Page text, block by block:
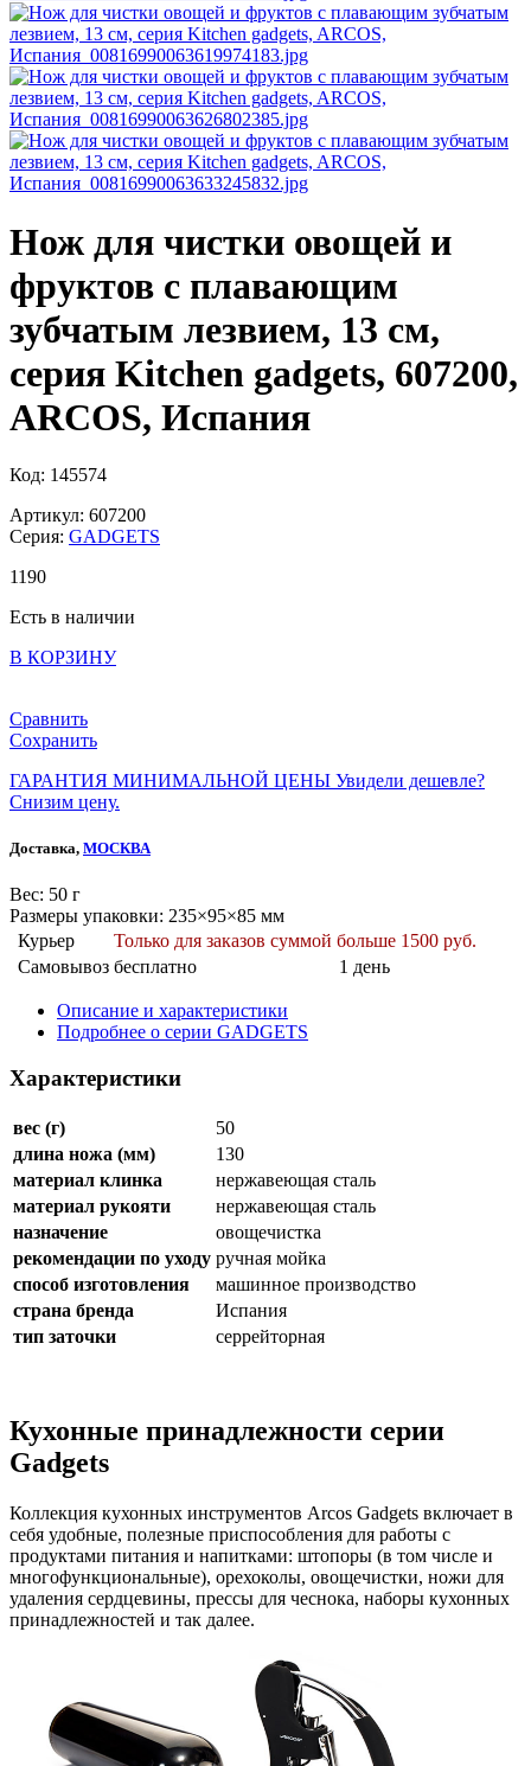
Нож для чистки овощей и
фруктов с плавающим
зубчатым лезвием, 13 см,
серия Kitchen gadgets, 607200,
ARCOS, Испания
Код: 145574
Артикул: 607200
Серия: GADGETS
1190
Есть в наличии
В КОРЗИНУ
Сравнить
Сохранить
ГАРАНТИЯ МИНИМАЛЬНОЙ ЦЕНЫ Увидели дешевле?
Снизим цену.
Доставка, МОСКВА
Веc: 50 г
Размеры упаковки: 235×95×85 мм
Курьер
Только для заказов суммой больше 1500 руб.
Самовывоз бесплатно 1 день
Описание и характеристики
Подробнее о серии GADGETS
Характеристики
вес (г)
50
длина ножа (мм)
130
материал клинка
нержавеющая сталь
материал рукояти
нержавеющая сталь
назначение
овощечистка
рекомендации по уходу ручная мойка
способ изготовления
машинное производство
страна бренда
Испания
тип заточки
серрейторная
Кухонные принадлежности серии
Gadgets
Коллекция кухонных инструментов Arcos Gadgets включает в
себя удобные, полезные приспособления для работы с
продуктами питания и напитками: штопоры (в том числе и
многофункциональные), орехоколы, овощечистки, ножи для
удаления сердцевины, прессы для чеснока, наборы кухонных
принадлежностей и так далее.